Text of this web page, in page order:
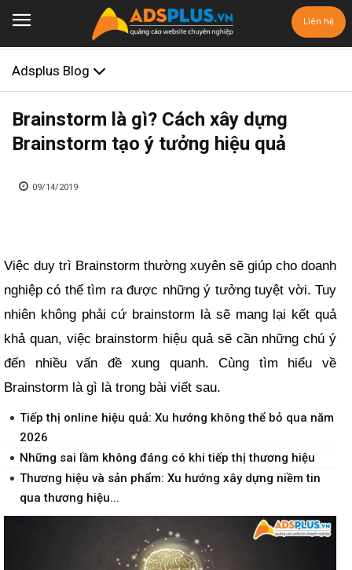
Liên hệ
Adsplus Blog
Brainstorm là gì? Cách xây dựng
Brainstorm tạo ý tưởng hiệu quả
09/14/2019
Việc duy trì Brainstorm thường xuyên sẽ giúp cho doanh
nghiệp có thể tìm ra được những ý tưởng tuyệt vời. Tuy
nhiên không phải cứ brainstorm là sẽ mang lại kết quả
khả quan, việc brainstorm hiệu quả sẽ cần những chú ý
đến nhiều vấn đề xung quanh. Cùng tìm hiểu về
Brainstorm là gì là trong bài viết sau.
Tiếp thị online hiệu quả: Xu hướng không thể bỏ qua năm
2026
Những sai lầm không đáng có khi tiếp thị thương hiệu
Thương hiệu và sản phẩm: Xu hướng xây dựng niềm tin
qua thương hiệu...